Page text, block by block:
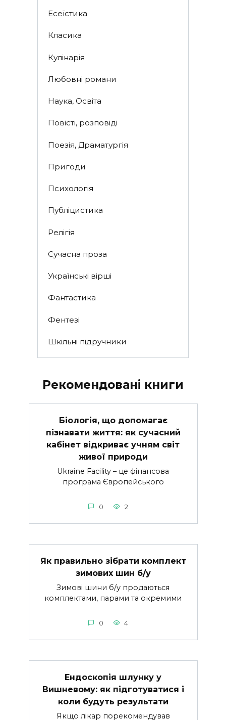
Есеїстика
Класика
Кулінарія
Любовні романи
Наука, Освіта
Повісті, розповіді
Поезія, Драматургія
Пригоди
Психологія
Публіцистика
Релігія
Сучасна проза
Українські вірші
Фантастика
Фентезі
Шкільні підручники
Рекомендовані книги
Біологія, що допомагає
пізнавати життя: як сучасний
кабінет відкриває учням світ
живої природи
Ukraine Facility – це фінансова
програма Європейського
0 2
Як правильно зібрати комплект
зимових шин б/у
Зимові шини б/у продаються
комплектами, парами та окремими
0 4
Ендоскопія шлунку у
Вишневому: як підготуватися і
коли будуть результати
Якщо лікар порекомендував